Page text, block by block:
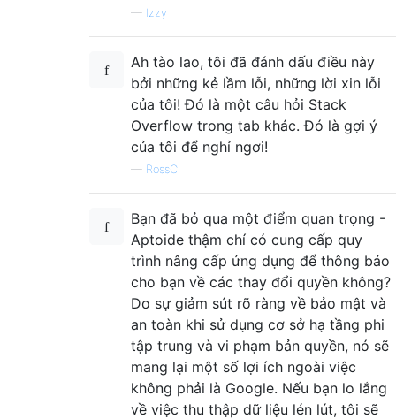
— Izzy
Ah tào lao, tôi đã đánh dấu điều này
bởi những kẻ lầm lỗi, những lời xin lỗi
của tôi! Đó là một câu hỏi Stack
Overflow trong tab khác. Đó là gợi ý
của tôi để nghỉ ngơi!
— RossC
Bạn đã bỏ qua một điểm quan trọng -
Aptoide thậm chí có cung cấp quy
trình nâng cấp ứng dụng để thông báo
cho bạn về các thay đổi quyền không?
Do sự giảm sút rõ ràng về bảo mật và
an toàn khi sử dụng cơ sở hạ tầng phi
tập trung và vi phạm bản quyền, nó sẽ
mang lại một số lợi ích ngoài việc
không phải là Google. Nếu bạn lo lắng
về việc thu thập dữ liệu lén lút, tôi sẽ